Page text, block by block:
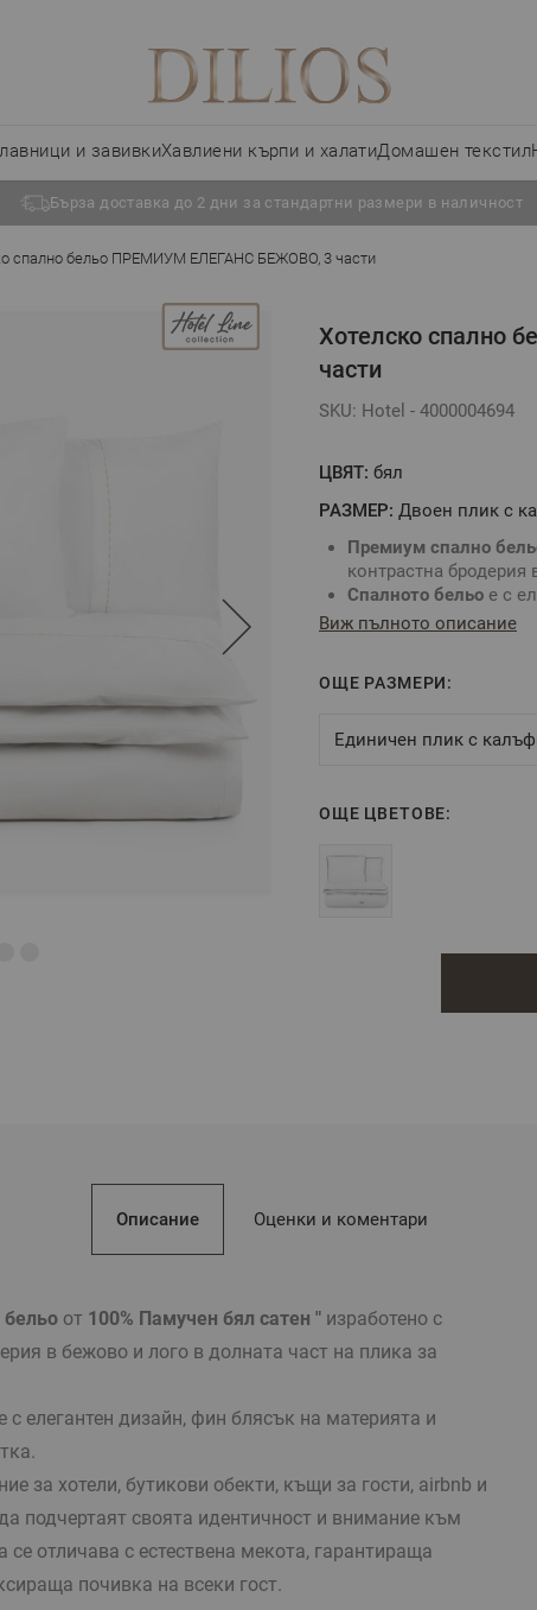
и завивкиХавлиени кърпи и халатиДомашен текстил
Бърза доставка до 2 дни за стандартни размери в наличност
спално бельо ПРЕМИУМ ЕЛЕГАНС БЕЖОВО, 3 части
Хотелско спално
части
SKU: Hotel - 4000004694
ЦВЯТ: бял
РАЗМЕР: Двоен плик с
Премиум спално
контрастна
Спалното бельо е с
изработка.
Тъканта се отличава
Цвят: Бял смашинна
- плик за завивка
Закопчаване:
декоративна
Опции за изработка
Виж пълното описание
ОЩЕ РАЗМЕРИ:
Единичен плик с
ОЩЕ ЦВЕТОВЕ:
Описание
от 100% Памучен бял сатен " изработено с
в бежово и лого в долната част на плика за
е с елегантен дизайн, фин блясък на материята и
за хотели, бутикови обекти, къщи за гости, airbnb и
подчертаят своята идентичност и внимание към
се отличава с естествена мекота, гарантираща
почивка на всеки гост.
Оценки и коментари